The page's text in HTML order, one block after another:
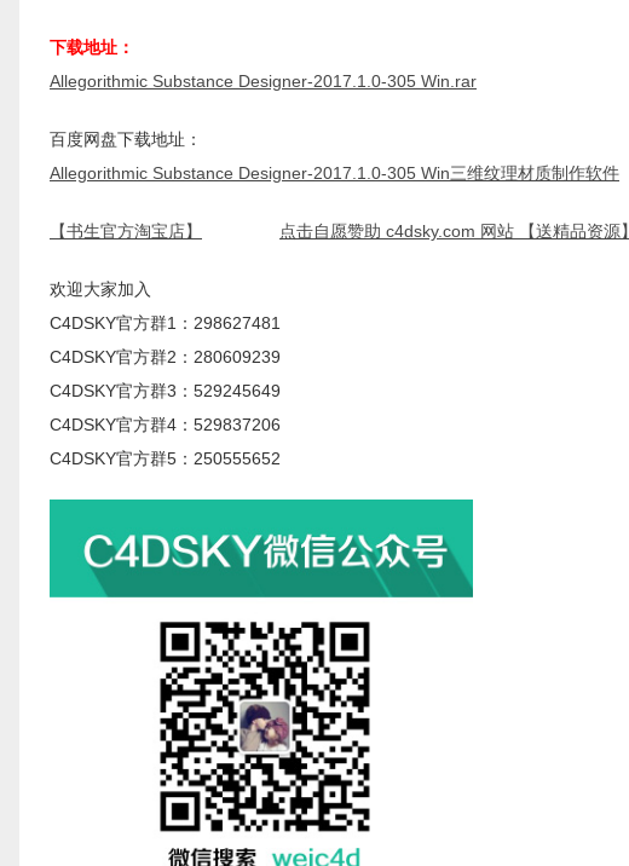
下载地址：
Allegorithmic Substance Designer-2017.1.0-305 Win.rar
百度网盘下载地址：
Allegorithmic Substance Designer-2017.1.0-305 Win三维纹理材质制作软件
【书生官方淘宝店】 点击自愿赞助 c4dsky.com 网站 【送精品资源】
欢迎大家加入
C4DSKY官方群1：298627481
C4DSKY官方群2：280609239
C4DSKY官方群3：529245649
C4DSKY官方群4：529837206
C4DSKY官方群5：250555652